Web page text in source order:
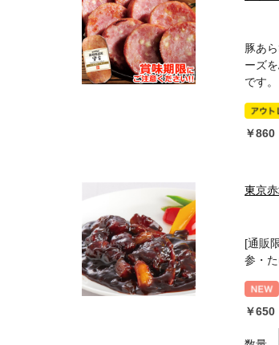
豚あ
ーズ
です。
￥860
東京
[通販
参・
￥650